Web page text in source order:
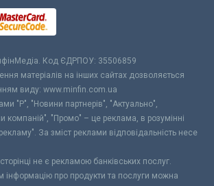
Код ЄДРПОУ: 35506859
матеріалів на інших сайтах дозволяється
виду: www.minfin.com.ua
"Р", "Новини партнерів", "Актуально",
компаній", "Промо" – це реклама, в розумінні
За зміст реклами відповідальність несе
не є рекламою банківських послуг.
інформацію про продукти та послуги можна